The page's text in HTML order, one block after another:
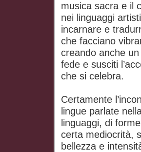
musica sacra e il
nei linguaggi
incarnare e
che facciano
creando anche
fede e susciti
che si celebra.
Certamente
lingue parlate
linguaggi, di
certa mediocrità,
bellezza e